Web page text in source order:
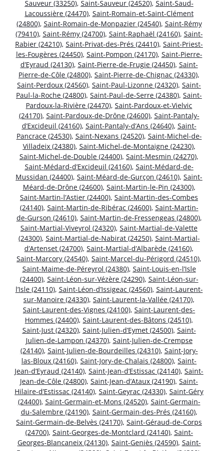
Sauveur (33250), Saint-Sauveur (24520), Saint-Saud-
Lacoussière (24470), Saint-Romain-et-Saint-Clément
(24800), Saint-Romain-de-Monpazier (24540), Saint-Rémy
(79410), Saint-Rémy (24700), Saint-Raphaël (24160), Saint-
Rabier (24210), Saint-Privat-des-Prés (24410), Saint-Priest-
les-Fougères (24450), Saint-Pompon (24170), Saint-Pierre-
d’Eyraud (24130), Saint-Pierre-de-Frugie (24450), Saint-
Pierre-de-Côle (24800), Saint-Pierre-de-Chignac (24330),
Saint-Perdoux (24560), Saint-Paul-Lizonne (24320), Saint-
Paul-la-Roche (24800), Saint-Paul-de-Serre (24380), Saint-
Pardoux-la-Rivière (24470), Saint-Pardoux-et-Vielvic
(24170), Saint-Pardoux-de-Drône (24600), Saint-Pantaly-
d’Excideuil (24160), Saint-Pantaly-d’Ans (24640), Saint-
Pancrace (24530), Saint-Nexans (24520), Saint-Michel-de-
Villadeix (24380), Saint-Michel-de-Montaigne (24230),
Saint-Michel-de-Double (24400), Saint-Mesmin (24270),
Saint-Médard-d’Excideuil (24160), Saint-Médard-de-
Mussidan (24400), Saint-Méard-de-Gurçon (24610), Saint-
Méard-de-Drône (24600), Saint-Martin-le-Pin (24300),
Saint-Martin-l’Astier (24400), Saint-Martin-des-Combes
(24140), Saint-Martin-de-Ribérac (24600), Saint-Martin-
de-Gurson (24610), Saint-Martin-de-Fressengeas (24800),
Saint-Martial-Viveyrol (24320), Saint-Martial-de-Valette
(24300), Saint-Martial-de-Nabirat (24250), Saint-Martial-
d’Artenset (24700), Saint-Martial-d’Albarède (24160),
Saint-Marcory (24540), Saint-Marcel-du-Périgord (24510),
Saint-Maime-de-Péreyrol (24380), Saint-Louis-en-l’Isle
(24400), Saint-Léon-sur-Vézère (24290), Saint-Léon-sur-
l’Isle (24110), Saint-Léon-d’Issigeac (24560), Saint-Laurent-
sur-Manoire (24330), Saint-Laurent-la-Vallée (24170),
Saint-Laurent-des-Vignes (24100), Saint-Laurent-des-
Hommes (24400), Saint-Laurent-des-Bâtons (24510),
Saint-Just (24320), Saint-Julien-d’Eymet (24500), Saint-
Julien-de-Lampon (24370), Saint-Julien-de-Crempse
(24140), Saint-Julien-de-Bourdeilles (24310), Saint-Jory-
las-Bloux (24160), Saint-Jory-de-Chalais (24800), Saint-
Jean-d’Eyraud (24140), Saint-Jean-d’Estissac (24140), Saint-
Jean-de-Côle (24800), Saint-Jean-d’Ataux (24190), Saint-
Hilaire-d’Estissac (24140), Saint-Geyrac (24330), Saint-Géry
(24400), Saint-Germain-et-Mons (24520), Saint-Germain-
du-Salembre (24190), Saint-Germain-des-Prés (24160),
Saint-Germain-de-Belvès (24170), Saint-Géraud-de-Corps
(24700), Saint-Georges-de-Montclard (24140), Saint-
Georges-Blancaneix (24130), Saint-Geniès (24590), Saint-